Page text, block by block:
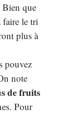
Bien que
faire le tri
plus à
pouvez
note
de fruits
Pour